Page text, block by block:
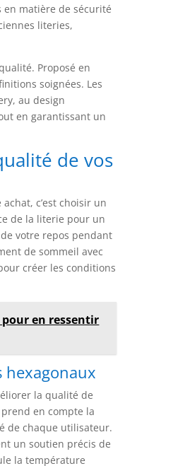
matière de sécurité
literies,
Proposé en
soignées. Les
au design
en garantissant un
de vos
c’est choisir un
de la literie pour un
votre repos pendant
de sommeil avec
créer les conditions
pour en ressentir
hexagonaux
la qualité de
en compte la
de chaque utilisateur.
un soutien précis de
la température